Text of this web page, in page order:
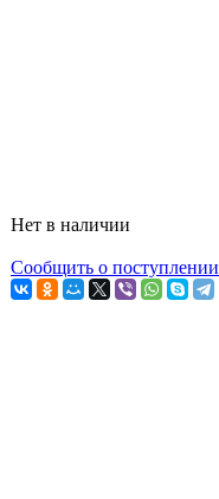
Нет в наличии
Сообщить о поступлении